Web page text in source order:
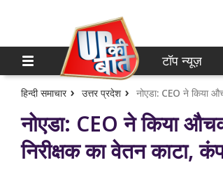
होम
टॉप न्यूज़
UP की बात
राजनीति
टॉप न्यूज़
हिन्दी समाचार उत्तर प्रदेश
नोएडा: CEO ने किया
निरीक्षक का वेतन काटा,
नोएडा
गाजियाबाद
लखनऊ
कानपुर